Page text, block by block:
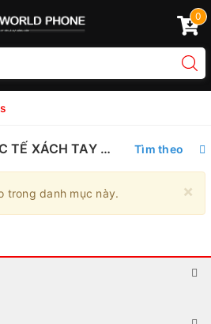
0
IPHONE 6 PLUS QUỐC TẾ XÁCH TAY GIÁ RẺ Tìm theo
×
trong danh mục này.